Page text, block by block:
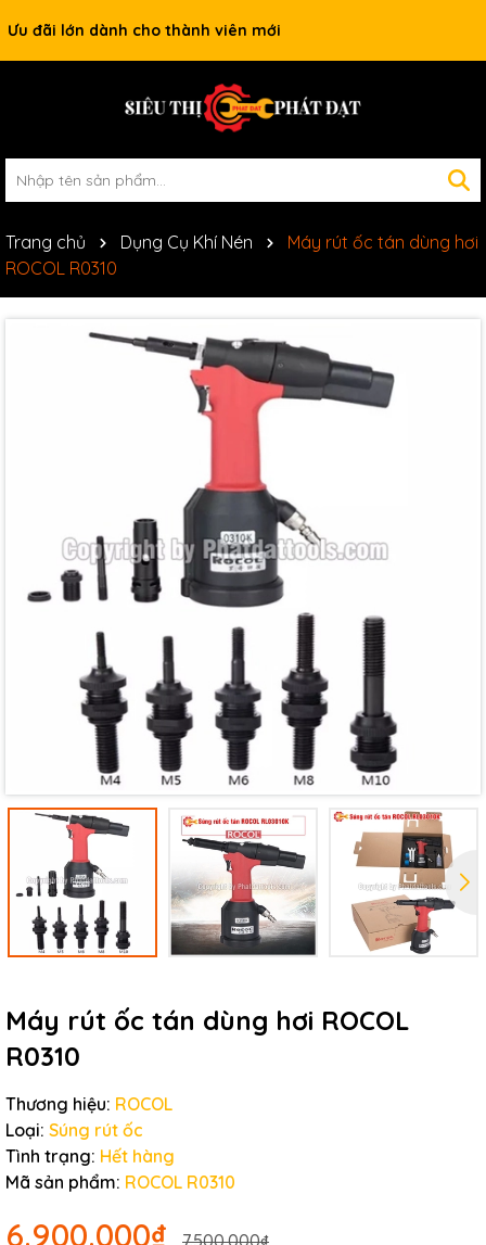
Ưu đãi lớn dành cho thành viên mới
Trang chủ Dụng Cụ Khí Nén
Máy rút ốc tán dùng hơi
ROCOL R0310
Máy rút ốc tán dùng hơi ROCOL
R0310
Thương hiệu: ROCOL
Loại: Súng rút ốc
Tình trạng: Hết hàng
Mã sản phẩm: ROCOL R0310
6.900.000₫ 7.500.000₫
Mã giảm giá:
Ngày hết hạn:
Điều kiện: